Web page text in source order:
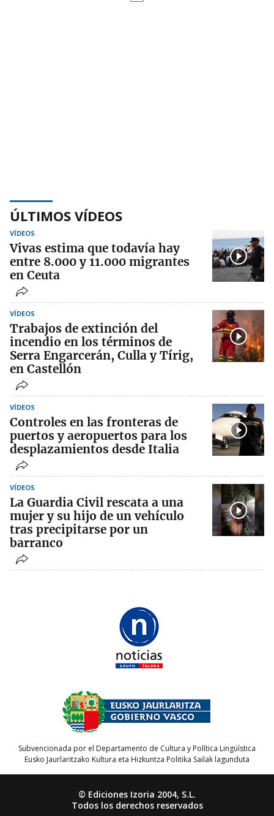
ÚLTIMOS VÍDEOS
VÍDEOS
Vivas estima que todavía hay
entre 8.000 y 11.000 migrantes
en Ceuta
VÍDEOS
Trabajos de extinción del
incendio en los términos de
Serra Engarcerán, Culla y Tírig,
en Castellón
VÍDEOS
Controles en las fronteras de
puertos y aeropuertos para los
desplazamientos desde Italia
VÍDEOS
La Guardia Civil rescata a una
mujer y su hijo de un vehículo
tras precipitarse por un
barranco
Subvencionada por el Departamento de Cultura y Política Lingüística
Eusko Jaurlaritzako Kultura eta Hizkuntza Politika Sailak lagunduta
© Ediciones Izoria 2004, S.L.
Todos los derechos reservados